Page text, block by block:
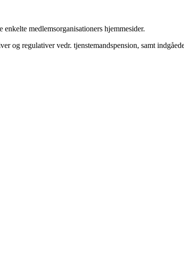
medlemsorganisationers hjemmesider.
og regulativer vedr. tjenstemandspension, samt